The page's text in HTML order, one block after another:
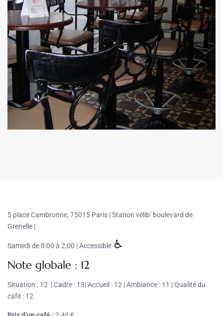
5 place Cambronne, 75015 Paris |Station vélib’ boulevard de
Grenelle |
Samedi de 8:00 à 2:00 | Accessible
Note globale : 12
Situation : 12 | Cadre : 13| Accueil : 12 | Ambiance : 11 | Qualité du
café : 12